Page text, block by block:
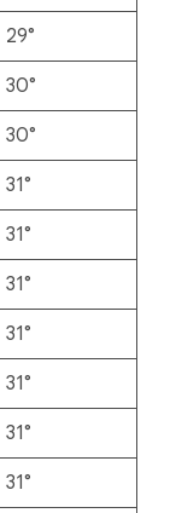
29°
30°
30°
31°
31°
31°
31°
31°
31°
31°